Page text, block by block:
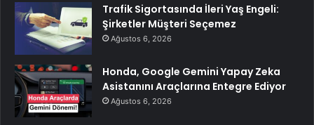
Trafik Sigortasında İleri Yaş Engeli:
Şirketler Müşteri Seçemez
Ağustos 6, 2026
Honda, Google Gemini Yapay Zeka
Asistanını Araçlarına Entegre Ediyor
Ağustos 6, 2026